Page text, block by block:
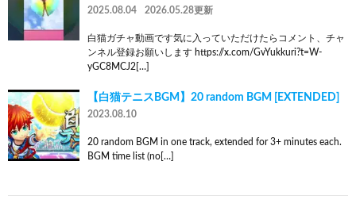
2025.08.04 2026.05.28更新
白猫ガチャ動画です気に入っていただけたらコメント、チャ
ンネル登録お願いします https://x.com/GvYukkuri?t=W-
yGC8MCJ2[…]
【白猫テニスBGM】20 random BGM [EXTENDED]
2023.08.10
20 random BGM in one track, extended for 3+ minutes each.
BGM time list (no[…]